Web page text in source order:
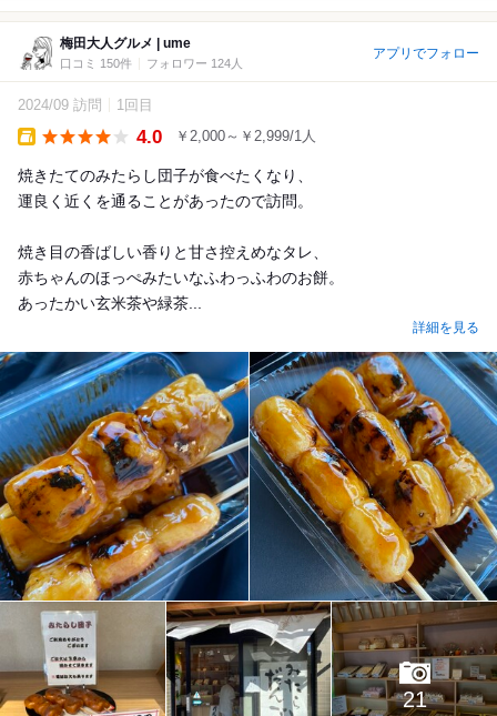
梅田大人グルメ | ume
口コミ 150件 フォロワー 124人
アプリでフォロー
2024/09 訪問 1回目
4.0 ￥2,000～￥2,999/1人
焼きたてのみたらし団子が食べたくなり、
運良く近くを通ることがあったので訪問。
焼き目の香ばしい香りと甘さ控えめなタレ、
赤ちゃんのほっぺみたいなふわっふわのお餅。
あったかい玄米茶や緑茶...
詳細を見る
21